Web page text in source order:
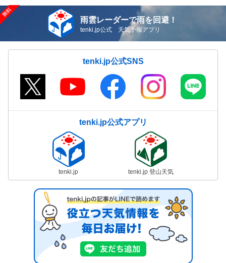
雨雲レーダーで雨を回避！
tenki.jp公式 天気予報アプリ
tenki.jp公式SNS
tenki.jp公式アプリ
tenki.jp tenki.jp 登山天気